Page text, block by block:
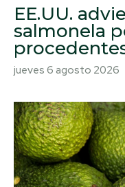
EE.UU.
salmonela
jueves 6 agosto 2026